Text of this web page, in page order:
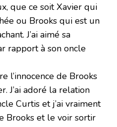
que ce soit Xavier qui
ou Brooks qui est un
J’ai aimé sa
rapport à son oncle
l’innocence de Brooks
J’ai adoré la relation
Curtis et j’ai vraiment
Brooks et le voir sortir